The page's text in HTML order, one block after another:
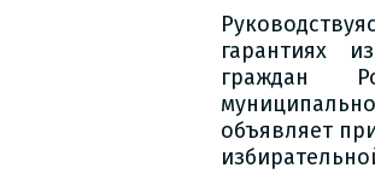
гарантиях
граждан
объявляет